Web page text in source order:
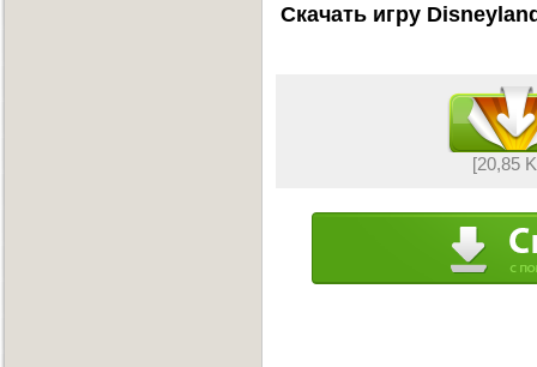
Скачать игру
[20,85